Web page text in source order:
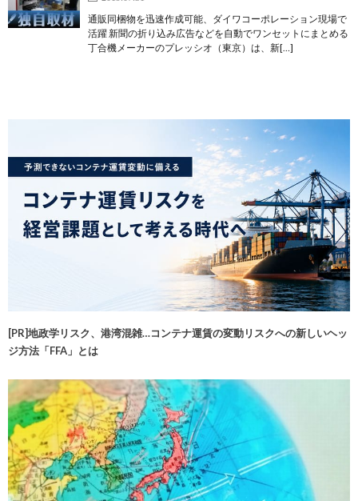
通販同梱物を迅速作成可能、ダイワコーポレーション現場で
活躍 新聞の折り込み広告などを自動でワンセットにまとめる
丁合機メーカーのプレッシオ（東京）は、新[…]
[PR]地政学リスク、港湾混雑…コンテナ運賃の変動リスクへの新しいヘッ
ジ方法「FFA」とは